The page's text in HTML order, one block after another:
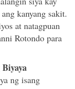
kanyang sakit.
at natagpuan
Rotondo para
ng isang